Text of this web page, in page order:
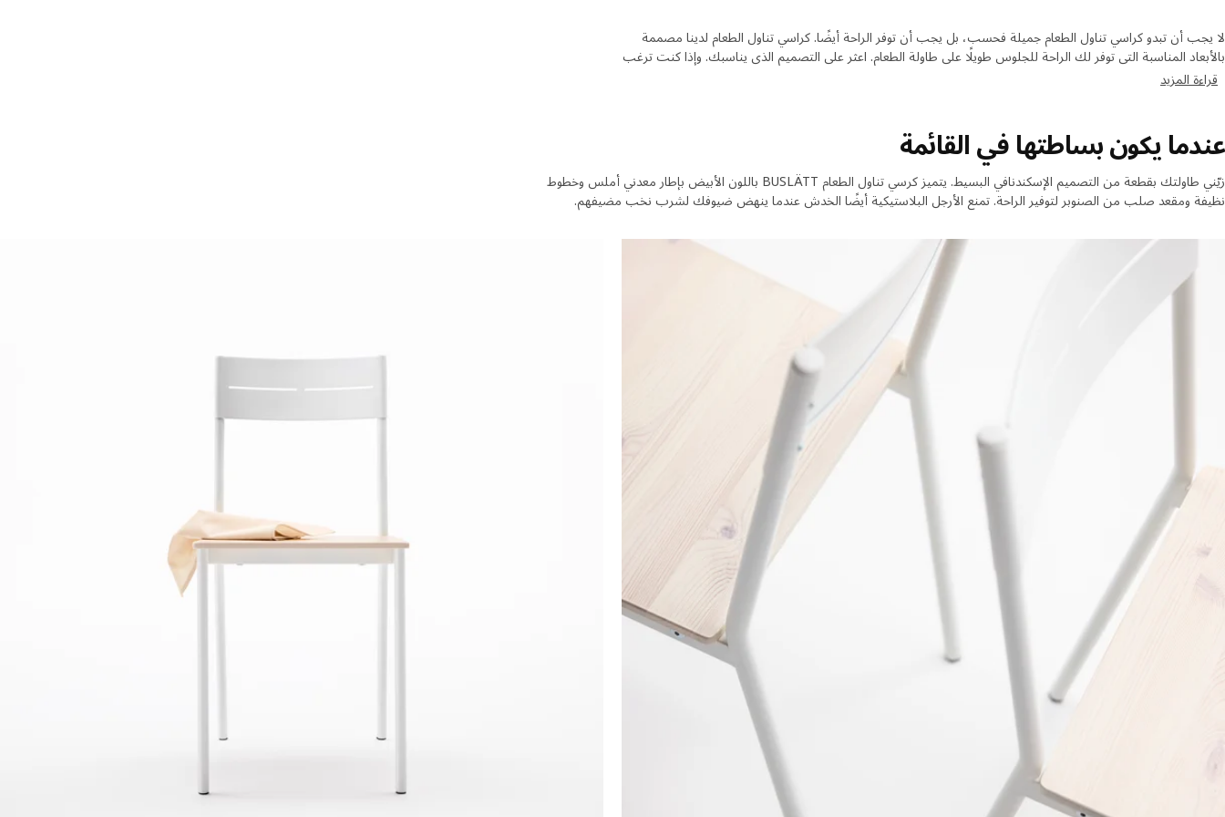
لا يجب أن تبدو كراسي تناول الطعام جميلة فحسب، بل يجب أن توفر الراحة أيضًا. كراسي تناول الطعام لدينا مصممة
بالأبعاد المناسبة التي توفر لك الراحة للجلوس طويلًا على طاولة الطعام. اعثر على التصميم الذي يناسبك. وإذا كنت ترغب
في تنسيق أثاثك، لدينا مجموعات غرف طعام متناسقة أيضًا.
قراءة المزيد
عندما يكون بساطتها في القائمة
زيّني طاولتك بقطعة من التصميم الإسكندنافي البسيط. يتميز كرسي تناول الطعام BUSLÄTT باللون الأبيض بإطار معدني أملس وخطوط
نظيفة ومقعد صلب من الصنوبر لتوفير الراحة. تمنع الأرجل البلاستيكية أيضًا الخدش عندما ينهض ضيوفك لشرب نخب مضيفهم.